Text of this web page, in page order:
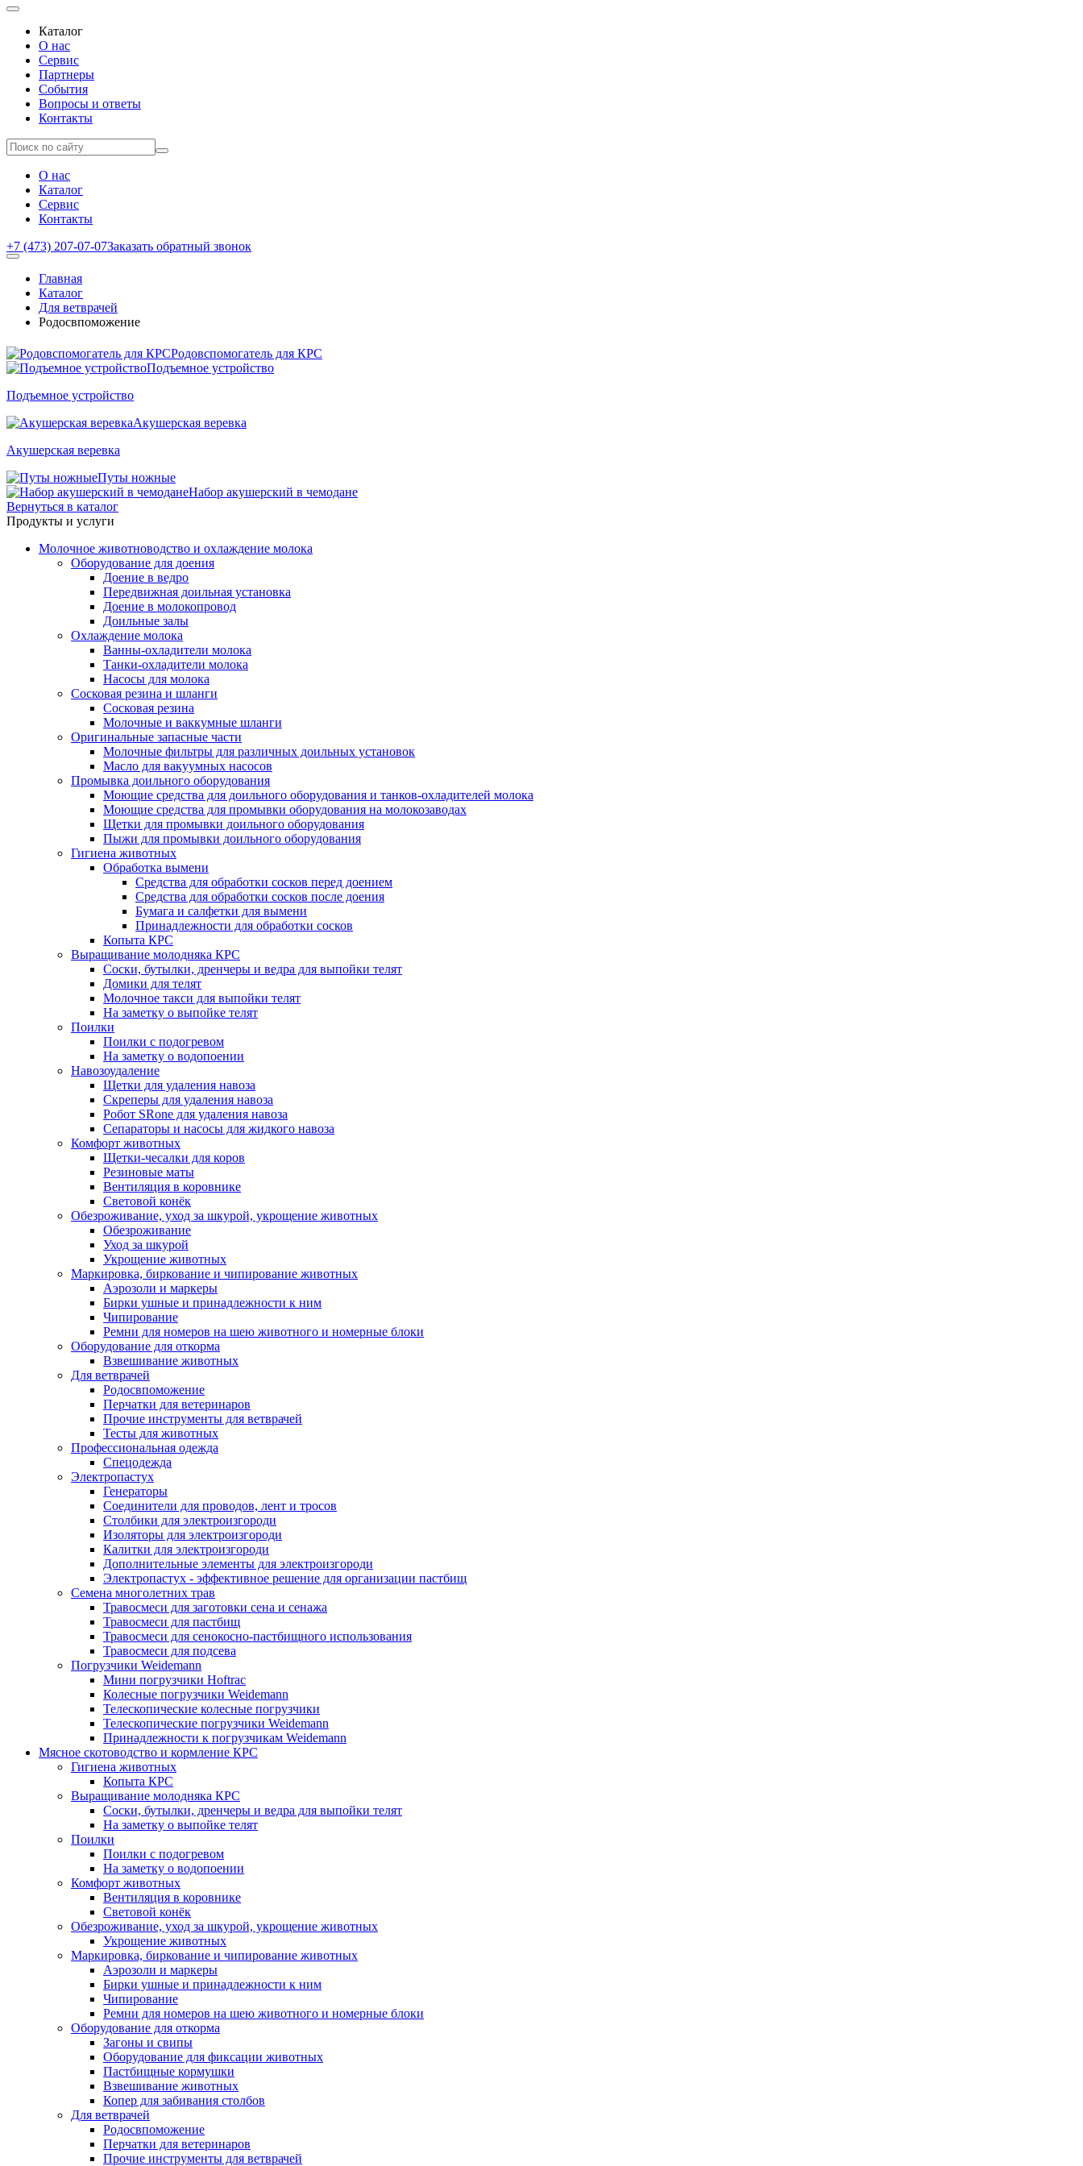
Каталог
О нас
Сервис
Партнеры
События
Вопросы и ответы
Контакты
О нас
Каталог
Сервис
Контакты
+7 (473) 207-07-07Заказать обратный звонок
Главная
Каталог
Для ветврачей
Родосвпоможение
Родовспомогатель для КРС
Подъемное устройство
Подъемное устройство
Акушерская веревка
Акушерская веревка
Путы ножные
Набор акушерский в чемодане
Вернуться в каталог
Продукты и услуги
Молочное животноводство и охлаждение молока
Оборудование для доения
Доение в ведро
Передвижная доильная установка
Доение в молокопровод
Доильные залы
Охлаждение молока
Ванны-охладители молока
Танки-охладители молока
Насосы для молока
Сосковая резина и шланги
Сосковая резина
Молочные и ваккумные шланги
Оригинальные запасные части
Молочные фильтры для различных доильных установок
Масло для вакуумных насосов
Промывка доильного оборудования
Моющие средства для доильного оборудования и танков-охладителей молока
Моющие средства для промывки оборудования на молокозаводах
Щетки для промывки доильного оборудования
Пыжи для промывки доильного оборудования
Гигиена животных
Обработка вымени
Средства для обработки сосков перед доением
Средства для обработки сосков после доения
Бумага и салфетки для вымени
Принадлежности для обработки сосков
Копыта КРС
Выращивание молодняка КРС
Соски, бутылки, дренчеры и ведра для выпойки телят
Домики для телят
Молочное такси для выпойки телят
На заметку о выпойке телят
Поилки
Поилки с подогревом
На заметку о водопоении
Навозоудаление
Щетки для удаления навоза
Скреперы для удаления навоза
Робот SRone для удаления навоза
Сепараторы и насосы для жидкого навоза
Комфорт животных
Щетки-чесалки для коров
Резиновые маты
Вентиляция в коровнике
Световой конёк
Обезроживание, уход за шкурой, укрощение животных
Обезроживание
Уход за шкурой
Укрощение животных
Маркировка, биркование и чипирование животных
Аэрозоли и маркеры
Бирки ушные и принадлежности к ним
Чипирование
Ремни для номеров на шею животного и номерные блоки
Оборудование для откорма
Взвешивание животных
Для ветврачей
Родосвпоможение
Перчатки для ветеринаров
Прочие инструменты для ветврачей
Тесты для животных
Профессиональная одежда
Cпецодежда
Электропастух
Генераторы
Соединители для проводов, лент и тросов
Столбики для электроизгороди
Изоляторы для электроизгороди
Калитки для электроизгороди
Дополнительные элементы для электроизгороди
Электропастух - эффективное решение для организации пастбищ
Семена многолетних трав
Травосмеси для заготовки сена и сенажа
Травосмеси для пастбищ
Травосмеси для сенокосно-пастбищного использования
Травосмеси для подсева
Погрузчики Weidemann
Мини погрузчики Hoftraс
Колесные погрузчики Weidemann
Телескопические колесные погрузчики
Телескопические погрузчики Weidemann
Принадлежности к погрузчикам Weidemann
Мясное скотоводство и кормление КРС
Гигиена животных
Копыта КРС
Выращивание молодняка КРС
Соски, бутылки, дренчеры и ведра для выпойки телят
На заметку о выпойке телят
Поилки
Поилки с подогревом
На заметку о водопоении
Комфорт животных
Вентиляция в коровнике
Световой конёк
Обезроживание, уход за шкурой, укрощение животных
Укрощение животных
Маркировка, биркование и чипирование животных
Аэрозоли и маркеры
Бирки ушные и принадлежности к ним
Чипирование
Ремни для номеров на шею животного и номерные блоки
Оборудование для откорма
Загоны и свипы
Оборудование для фиксации животных
Пастбищные кормушки
Взвешивание животных
Копер для забивания столбов
Для ветврачей
Родосвпоможение
Перчатки для ветеринаров
Прочие инструменты для ветврачей